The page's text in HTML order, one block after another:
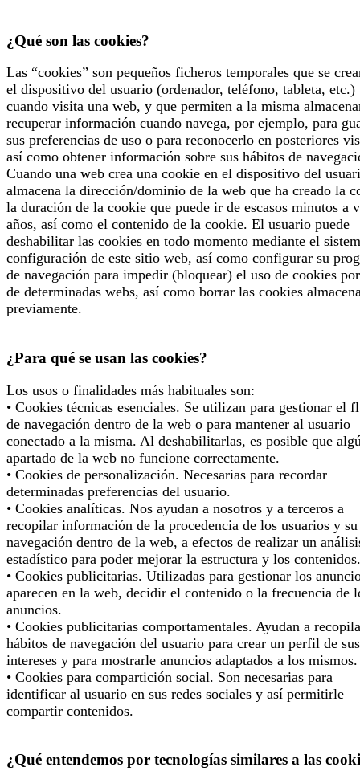
¿Qué son las cookies?
Las “cookies” son pequeños ficheros temporales que se
el dispositivo del usuario (ordenador, teléfono, tableta, etc.)
cuando visita una web, y que permiten a la misma
recuperar información cuando navega, por ejemplo, para
sus preferencias de uso o para reconocerlo en posteriores
así como obtener información sobre sus hábitos de
Cuando una web crea una cookie en el dispositivo del
almacena la dirección/dominio de la web que ha creado la
la duración de la cookie que puede ir de escasos minutos a
años, así como el contenido de la cookie. El usuario puede
deshabilitar las cookies en todo momento mediante el
configuración de este sitio web, así como configurar su
de navegación para impedir (bloquear) el uso de cookies
de determinadas webs, así como borrar las cookies
previamente.
¿Para qué se usan las cookies?
Los usos o finalidades más habituales son:
• Cookies técnicas esenciales. Se utilizan para gestionar el
de navegación dentro de la web o para mantener al usuario
conectado a la misma. Al deshabilitarlas, es posible que
apartado de la web no funcione correctamente.
• Cookies de personalización. Necesarias para recordar
determinadas preferencias del usuario.
• Cookies analíticas. Nos ayudan a nosotros y a terceros a
recopilar información de la procedencia de los usuarios y su
navegación dentro de la web, a efectos de realizar un
estadístico para poder mejorar la estructura y los contenidos.
• Cookies publicitarias. Utilizadas para gestionar los
aparecen en la web, decidir el contenido o la frecuencia de
anuncios.
• Cookies publicitarias comportamentales. Ayudan a
hábitos de navegación del usuario para crear un perfil de sus
intereses y para mostrarle anuncios adaptados a los mismos.
• Cookies para compartición social. Son necesarias para
identificar al usuario en sus redes sociales y así permitirle
compartir contenidos.
¿Qué entendemos por tecnologías similares a las